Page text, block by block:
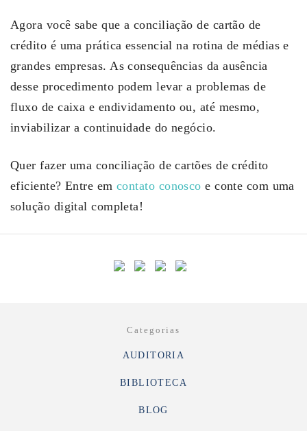
Agora você sabe que a conciliação de cartão de
crédito é uma prática essencial na rotina de médias e
grandes empresas. As consequências da ausência
desse procedimento podem levar a problemas de
fluxo de caixa e endividamento ou, até mesmo,
inviabilizar a continuidade do negócio.
Quer fazer uma conciliação de cartões de crédito
eficiente? Entre em contato conosco e conte com uma
solução digital completa!
Categorias
AUDITORIA
BIBLIOTECA
BLOG